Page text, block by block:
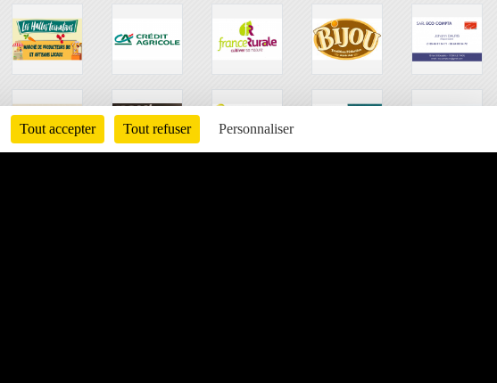
Tout accepter Tout refuser Personnaliser